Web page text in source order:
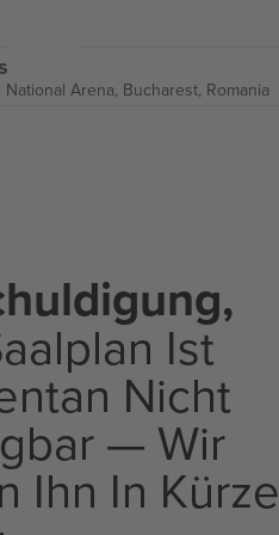
National Arena, Bucharest, Romania
Ist
Nicht
— Wir
Ihn In Kürze